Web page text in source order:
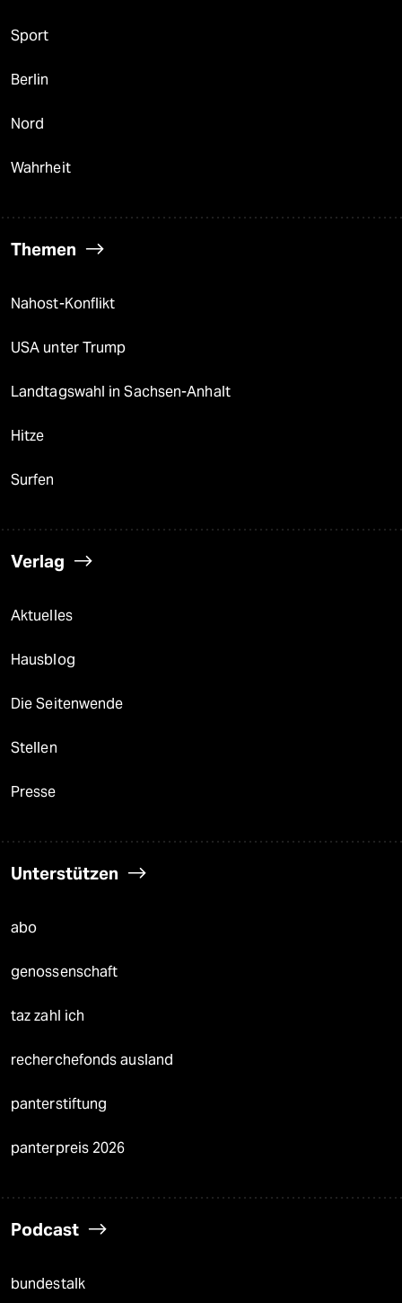
Sport
Berlin
Nord
Wahrheit
Themen
Nahost-Konflikt
USA unter Trump
Landtagswahl in Sachsen-Anhalt
Hitze
Surfen
Verlag
Aktuelles
Hausblog
Die Seitenwende
Stellen
Presse
Unterstützen
abo
genossenschaft
taz zahl ich
recherchefonds ausland
panterstiftung
panterpreis 2026
Podcast
bundestalk